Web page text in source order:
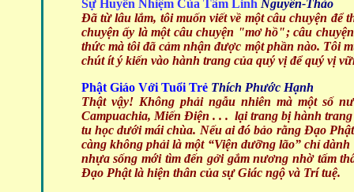
Sự Huyền Nhiệm Của Tâm Linh Nguyên-Thảo
Đã từ lâu lắm, tôi muốn viết về một câu chuyện
chuyện ấy là một câu chuyện "mơ hồ"; câu
thức mà tôi đã cảm nhận được một phần nào. Tôi
chút ít ý kiến vào hành trang của quý vị để quý vị
Phật Giáo Với Tuổi Trẻ Thích Phước Hạnh
Thật vậy! Không phải ngẫu nhiên mà một số
Campuachia, Miến Điện . . . lại trang bị hành
tu học dưới mái chùa. Nếu ai đó bảo rằng Đạo
càng không phải là một “Viện dưỡng lão” chỉ
nhựa sống mới tìm đến gởi gắm nương nhờ tấm
Đạo Phật là hiện thân của sự Giác ngộ và Trí tuệ.